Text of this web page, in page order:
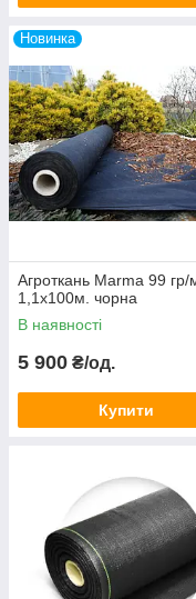
Новинка
Агроткань Marma 99 гр/
1,1х100м. чорна
В наявності
5 900 ₴/од.
Купити